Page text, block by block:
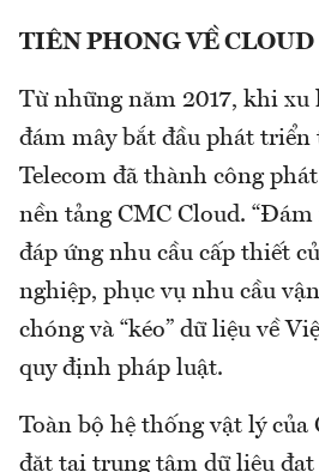
TIÊN PHONG VỀ
Từ những năm 2017, khi xu
đám mây bắt đầu phát
Telecom đã thành công
nền tảng CMC Cloud.
đáp ứng nhu cầu cấp thiết
nghiệp, phục vụ nhu cầu
chóng và “kéo” dữ liệu về
quy định pháp luật.
Toàn bộ hệ thống vật lý của
đặt tại trung tâm dữ liệu đạt